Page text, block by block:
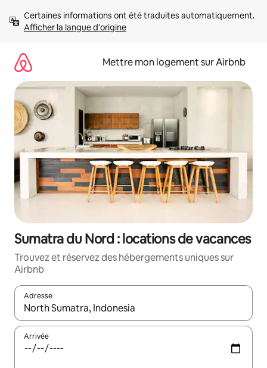
directement
Afficher la langue d'origine
Mettre mon logement sur Airbnb
Sumatra du Nord : locations de vacances
Trouvez et réservez des hébergements uniques sur
Airbnb
Adresse
Lorsque les résultats s'affichent, utilisez les flèches vers le
Arrivée